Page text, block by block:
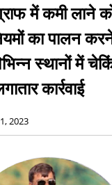
में कमी लाने
का पालन
स्थानों में
कार्रवाई
2023